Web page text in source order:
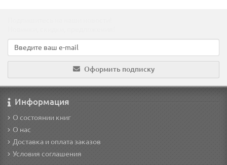
Оформить подписку
Информация
О состоянии книг
О нас
Доставка и оплата заказов
Условия соглашения